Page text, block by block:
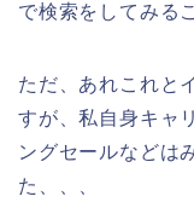
で検索をしてみる
ただ、あれこれと
すが、私自身キャ
ングセールなどは
た、、、